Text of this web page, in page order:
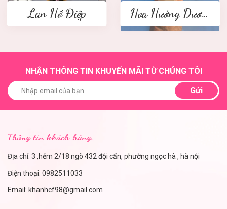
Lan Hồ Điệp Hoa Hướng Dương
NHẬN THÔNG TIN KHUYẾN MÃI TỪ CHÚNG TÔI
Gửi
Thông tin khách hàng.
Địa chỉ: 3 ,hẻm 2/18 ngõ 432 đội cấn, phường ngọc hà , hà nội
Điện thoại: 0982511033
Email: khanhcf98@gmail.com